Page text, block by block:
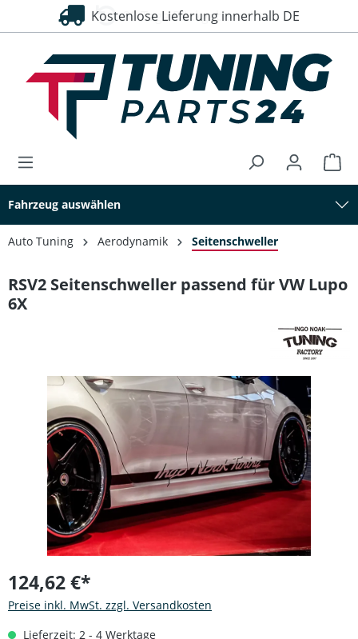
springen Kostenlose Lieferung innerhalb DE
30 Tage Rückgaberecht
Fahrzeug auswählen
Auto Tuning Aerodynamik Seitenschweller
RSV2 Seitenschweller passend für VW Lupo
6X
Bildergalerie überspringen
124,62 €*
Preise inkl. MwSt. zzgl. Versandkosten
Lieferzeit: 2 - 4 Werktage